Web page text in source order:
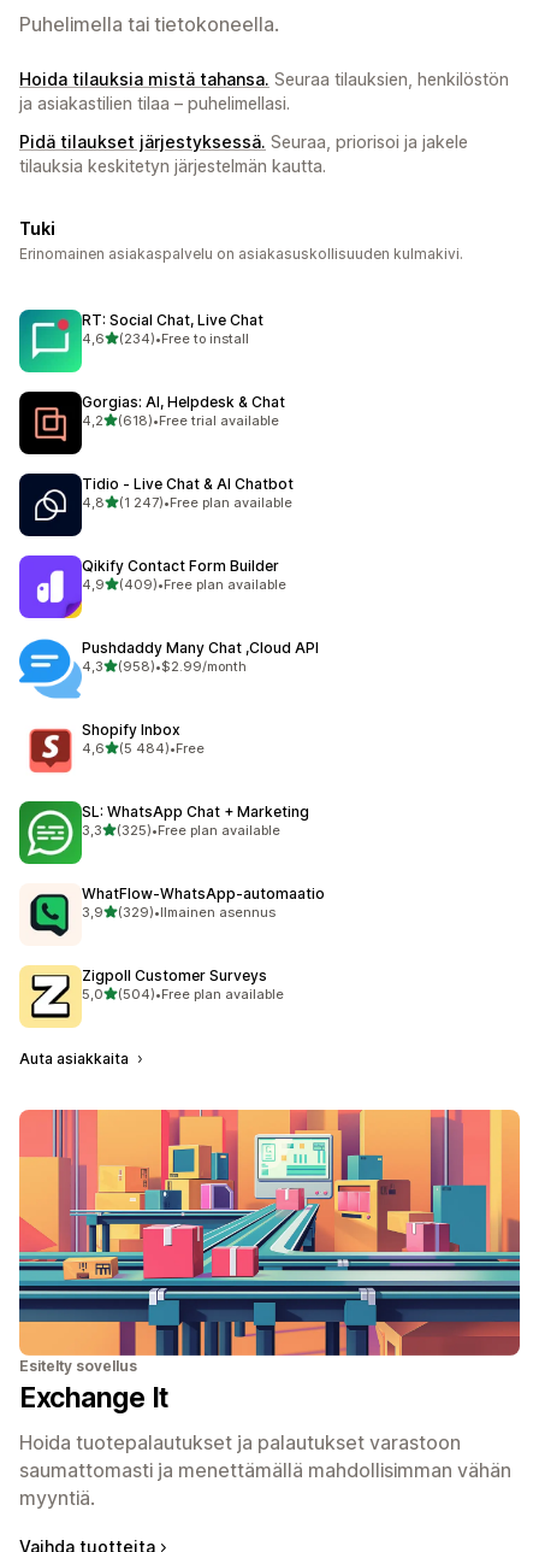
Puhelimella tai tietokoneella.
Hoida tilauksia mistä tahansa. Seuraa tilauksien, henkilöstön
ja asiakastilien tilaa – puhelimellasi.
Pidä tilaukset järjestyksessä. Seuraa, priorisoi ja jakele
tilauksia keskitetyn järjestelmän kautta.
Tuki
Erinomainen asiakaspalvelu on asiakasuskollisuuden kulmakivi.
RT: Social Chat, Live Chat
4,6/ 5 tähteä
(234)
234 arvostelua yhteensä
•Free to install
Gorgias: AI, Helpdesk & Chat
4,2/ 5 tähteä
(618)
618 arvostelua yhteensä
•Free trial available
Tidio ‑ Live Chat & AI Chatbot
4,8/ 5 tähteä
(1 247)
1247 arvostelua yhteensä
•Free plan available
Qikify Contact Form Builder
4,9/ 5 tähteä
(409)
409 arvostelua yhteensä
•Free plan available
Pushdaddy Many Chat ,Cloud API
4,3/ 5 tähteä
(958)
958 arvostelua yhteensä
•$2.99/month
Shopify Inbox
4,6/ 5 tähteä
(5 484)
5484 arvostelua yhteensä
•Free
SL: WhatsApp Chat + Marketing
3,3/ 5 tähteä
(325)
325 arvostelua yhteensä
•Free plan available
WhatFlow‑WhatsApp‑automaatio
3,9/ 5 tähteä
(329)
329 arvostelua yhteensä
•Ilmainen asennus
Zigpoll Customer Surveys
5,0/ 5 tähteä
(504)
504 arvostelua yhteensä
•Free plan available
Auta asiakkaita
Esitelty sovellus
Exchange It
Hoida tuotepalautukset ja palautukset varastoon
saumattomasti ja menettämällä mahdollisimman vähän
myyntiä.
Vaihda tuotteita